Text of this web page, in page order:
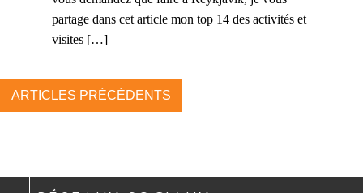
partage dans cet article mon top 14 des activités et
visites […]
ARTICLES PRÉCÉDENTS